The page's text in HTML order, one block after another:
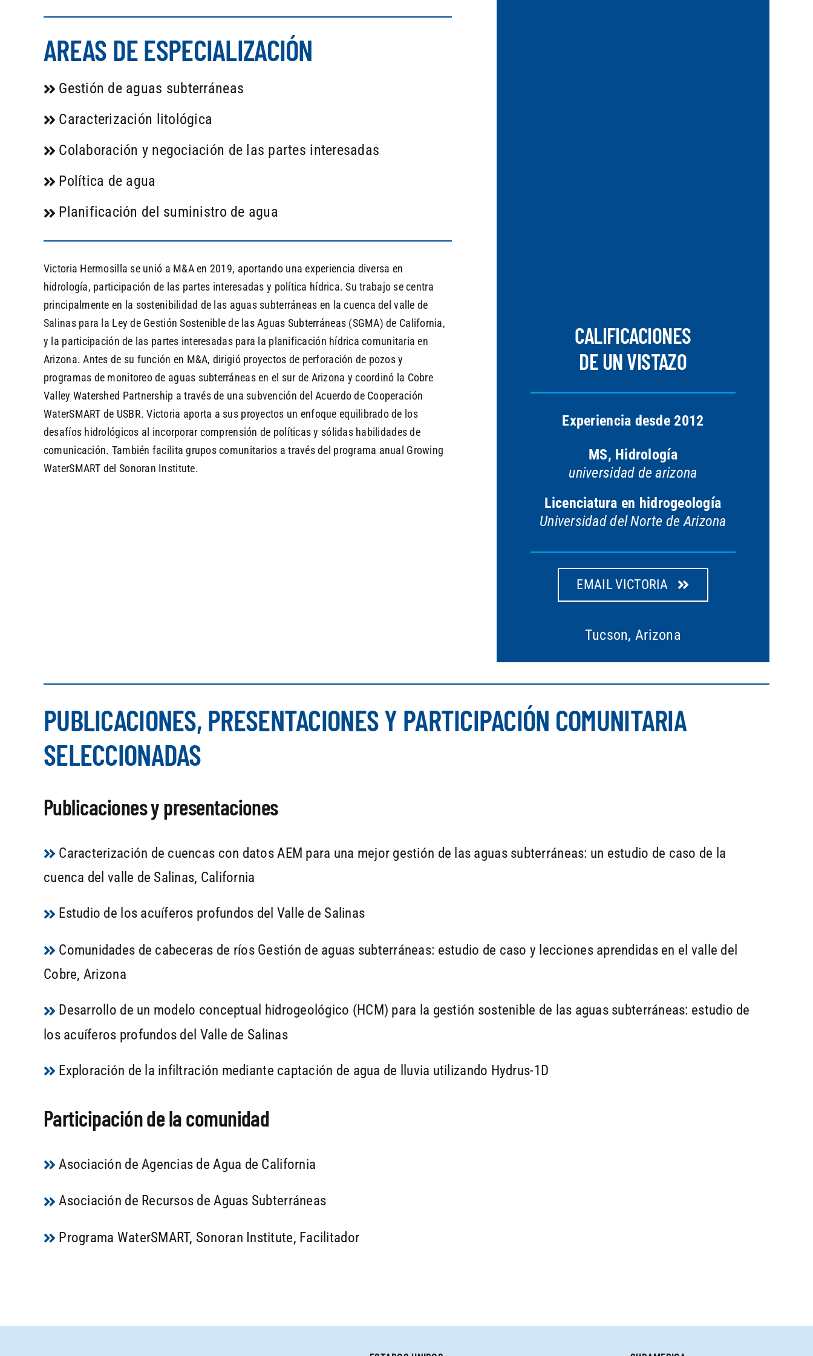
AREAS DE ESPECIALIZACIÓN
Gestión de aguas subterráneas
Caracterización litológica
Colaboración y negociación de las partes interesadas
Política de agua
Planificación del suministro de agua
Victoria Hermosilla se unió a M&A en 2019, aportando una experiencia diversa en
hidrología, participación de las partes interesadas y política hídrica. Su trabajo se centra
principalmente en la sostenibilidad de las aguas subterráneas en la cuenca del valle de
Salinas para la Ley de Gestión Sostenible de las Aguas Subterráneas (SGMA) de California,
y la participación de las partes interesadas para la planificación hídrica comunitaria en
Arizona. Antes de su función en M&A, dirigió proyectos de perforación de pozos y
programas de monitoreo de aguas subterráneas en el sur de Arizona y coordinó la Cobre
Valley Watershed Partnership a través de una subvención del Acuerdo de Cooperación
WaterSMART de USBR. Victoria aporta a sus proyectos un enfoque equilibrado de los
desafíos hidrológicos al incorporar comprensión de políticas y sólidas habilidades de
comunicación. También facilita grupos comunitarios a través del programa anual Growing
WaterSMART del Sonoran Institute.
CALIFICACIONES
DE UN VISTAZO
Experiencia desde 2012
MS, Hidrología
universidad de arizona
Licenciatura en hidrogeología
Universidad del Norte de Arizona
EMAIL VICTORIA
Tucson, Arizona
PUBLICACIONES, PRESENTACIONES Y PARTICIPACIÓN COMUNITARIA
SELECCIONADAS
Publicaciones y presentaciones
Caracterización de cuencas con datos AEM para una mejor gestión de las aguas subterráneas: un estudio de caso de la
cuenca del valle de Salinas, California
Estudio de los acuíferos profundos del Valle de Salinas
Comunidades de cabeceras de ríos Gestión de aguas subterráneas: estudio de caso y lecciones aprendidas en el valle del
Cobre, Arizona
Desarrollo de un modelo conceptual hidrogeológico (HCM) para la gestión sostenible de las aguas subterráneas: estudio de
los acuíferos profundos del Valle de Salinas
Exploración de la infiltración mediante captación de agua de lluvia utilizando Hydrus-1D
Participación de la comunidad
Asociación de Agencias de Agua de California
Asociación de Recursos de Aguas Subterráneas
Programa WaterSMART, Sonoran Institute, Facilitador